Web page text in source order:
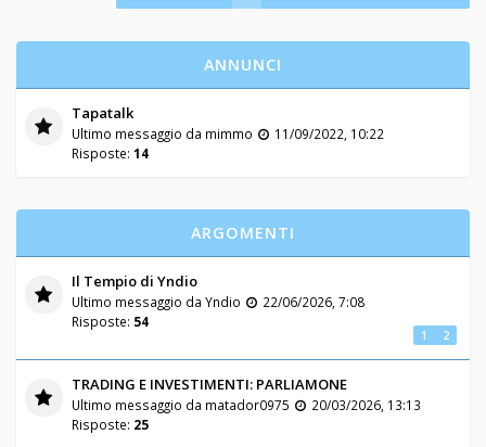
ANNUNCI
Tapatalk
Ultimo messaggio da mimmo
11/09/2022, 10:22
Risposte: 14
ARGOMENTI
Il Tempio di Yndio
Ultimo messaggio da Yndio
22/06/2026, 7:08
Risposte: 54
1 2
TRADING E INVESTIMENTI: PARLIAMONE
Ultimo messaggio da matador0975
20/03/2026, 13:13
Risposte: 25